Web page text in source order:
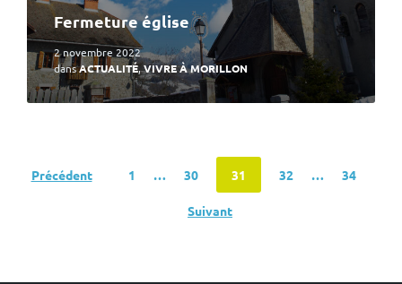
Fermeture église
2 novembre 2022
dansACTUALITÉ,VIVRE À MORILLON
Navigation
Précédent 1 … 30 31 32 … 34
Suivant